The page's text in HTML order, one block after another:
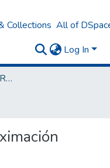
Collections All of
Log In
Repositorio Institucional (RI) del Instituto Universitario de Ciencias de la Salud Fundación H. A. Barceló